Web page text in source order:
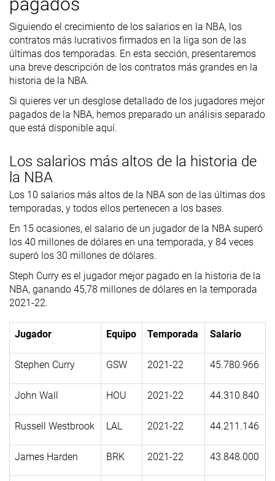
Siguiendo el crecimiento de los salarios en la NBA, los
contratos más lucrativos firmados en la liga son de las
últimas dos temporadas. En esta sección, presentaremos
una breve descripción de los contratos más grandes en la
historia de la NBA.
Si quieres ver un desglose detallado de los jugadores mejor
pagados de la NBA, hemos preparado un análisis separado
que está disponible aquí.
Los salarios más altos de la historia de
la NBA
Los 10 salarios más altos de la NBA son de las últimas dos
temporadas, y todos ellos pertenecen a los bases.
En 15 ocasiones, el salario de un jugador de la NBA superó
los 40 millones de dólares en una temporada, y 84 veces
superó los 30 millones de dólares.
Steph Curry es el jugador mejor pagado en la historia de la
NBA, ganando 45,78 millones de dólares en la temporada
2021-22.
Jugador Equipo Temporada Salario
Stephen Curry GSW 2021-22 45.780.966
John Wall HOU 2021-22 44.310.840
Russell Westbrook LAL 2021-22 44.211.146
James Harden BRK 2021-22 43.848.000